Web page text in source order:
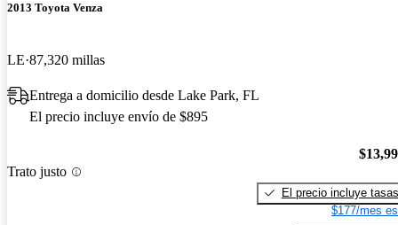
2013 Toyota Venza
LE 87,320 millas
Entrega a domicilio desde Lake Park, FL
El precio incluye envío de $895
Trato justo
El precio incluye tasas
$177/mes